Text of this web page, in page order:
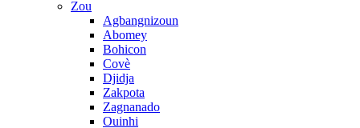
Zou
Agbangnizoun
Abomey
Bohicon
Covè
Djidja
Zakpota
Zagnanado
Ouinhi